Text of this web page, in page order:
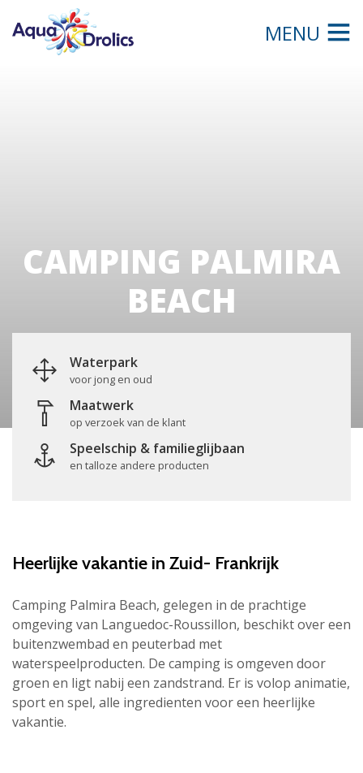
MENU
CAMPING PALMIRA
BEACH
Waterpark
voor jong en oud
Maatwerk
op verzoek van de klant
Speelschip & familieglijbaan
en talloze andere producten
Heerlijke vakantie in Zuid- Frankrijk
Camping Palmira Beach, gelegen in de prachtige
omgeving van Languedoc-Roussillon, beschikt over een
buitenzwembad en peuterbad met
waterspeelproducten. De camping is omgeven door
groen en ligt nabij een zandstrand. Er is volop animatie,
sport en spel, alle ingredienten voor een heerlijke
vakantie.